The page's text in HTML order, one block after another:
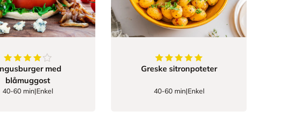
4av5stjerner
med
blåmuggost
40-60 min|Enkel
5av5stjerner
Greske sitronpoteter
40-60 min|Enkel